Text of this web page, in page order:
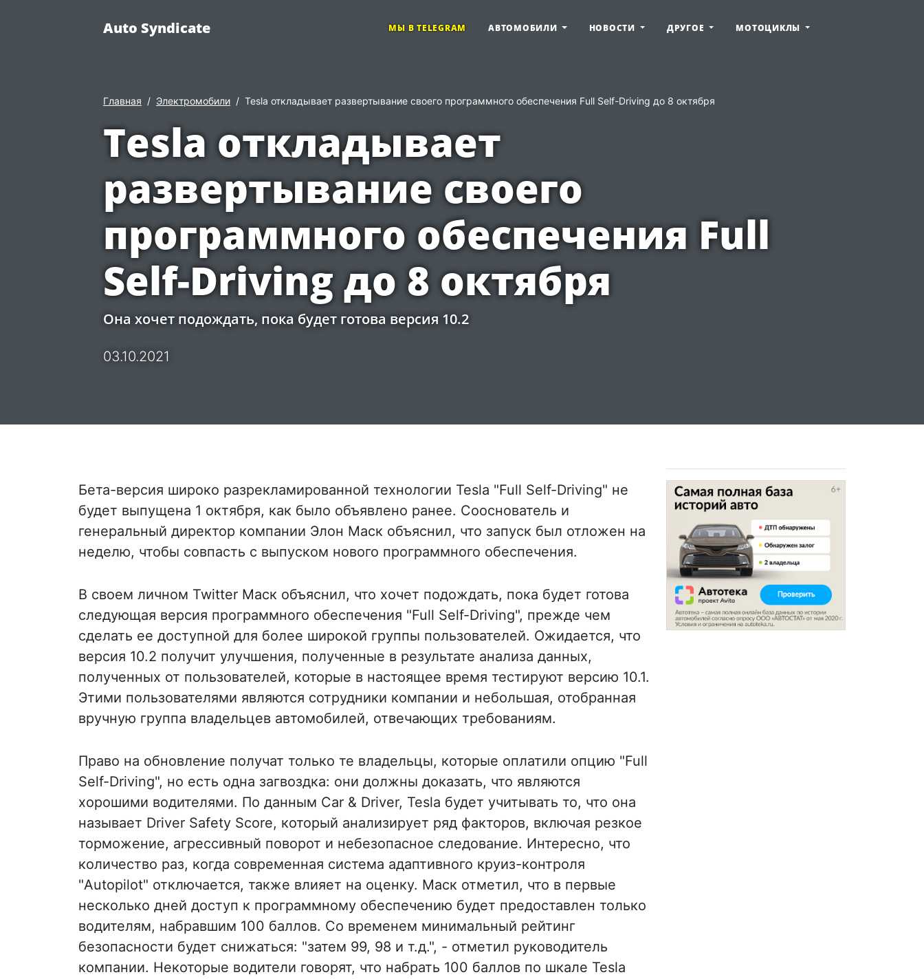
Auto Syndicate МЫ В TELEGRAM АВТОМОБИЛИ НОВОСТИ ДРУГОЕ МОТОЦИКЛЫ
Главная Электромобили Tesla откладывает развертывание своего программного обеспечения Full Self-Driving до 8 октября
Tesla откладывает
развертывание своего
программного обеспечения Full
Self-Driving до 8 октября
Она хочет подождать, пока будет готова версия 10.2
03.10.2021
Бета-версия широко разрекламированной технологии Tesla "Full Self-Driving" не
будет выпущена 1 октября, как было объявлено ранее. Сооснователь и
генеральный директор компании Элон Маск объяснил, что запуск был отложен на
неделю, чтобы совпасть с выпуском нового программного обеспечения.
В своем личном Twitter Маск объяснил, что хочет подождать, пока будет готова
следующая версия программного обеспечения "Full Self-Driving", прежде чем
сделать ее доступной для более широкой группы пользователей. Ожидается, что
версия 10.2 получит улучшения, полученные в результате анализа данных,
полученных от пользователей, которые в настоящее время тестируют версию 10.1.
Этими пользователями являются сотрудники компании и небольшая, отобранная
вручную группа владельцев автомобилей, отвечающих требованиям.
Право на обновление получат только те владельцы, которые оплатили опцию "Full
Self-Driving", но есть одна загвоздка: они должны доказать, что являются
хорошими водителями. По данным Car & Driver, Tesla будет учитывать то, что она
называет Driver Safety Score, который анализирует ряд факторов, включая резкое
торможение, агрессивный поворот и небезопасное следование. Интересно, что
количество раз, когда современная система адаптивного круиз-контроля
"Autopilot" отключается, также влияет на оценку. Маск отметил, что в первые
несколько дней доступ к программному обеспечению будет предоставлен только
водителям, набравшим 100 баллов. Со временем минимальный рейтинг
безопасности будет снижаться: "затем 99, 98 и т.д.", - отметил руководитель
компании. Некоторые водители говорят, что набрать 100 баллов по шкале Tesla